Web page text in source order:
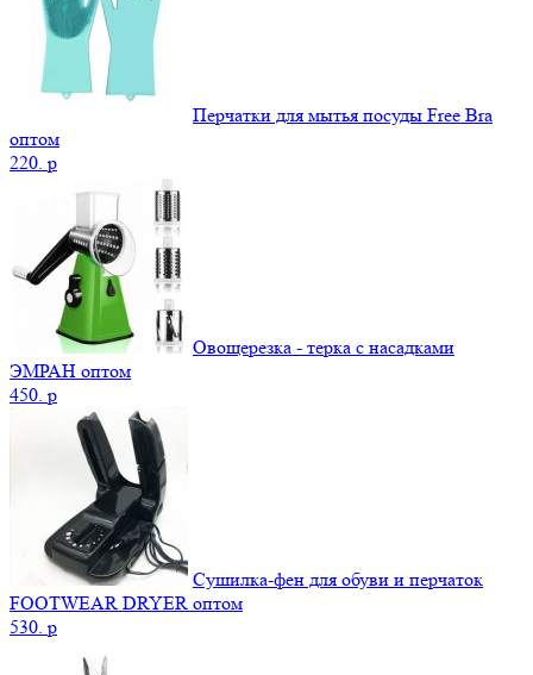
Перчатки для мытья посуды Free Bra
оптом
220. p
Овощерезка - терка с насадками
ЭМРАН оптом
450. p
Сушилка-фен для обуви и перчаток
FOOTWEAR DRYER оптом
530. p